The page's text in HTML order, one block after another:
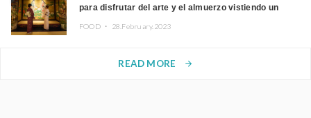
para disfrutar del arte y el almuerzo vistiendo un
FOOD ・ 28.February.2023
READ MORE arrow_forward